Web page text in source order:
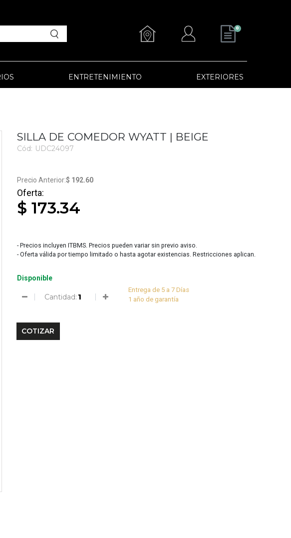
0
ENTRETENIMIENTO EXTERIORES
SILLA DE COMEDOR WYATT | BEIGE
Cód: UDC24097
$ 192.60
$ 173.34
- Precios incluyen ITBMS. Precios pueden variar sin previo aviso.
- Oferta válida por tiempo limitado o hasta agotar existencias. Restricciones aplican.
Disponible
Cantidad:
Entrega de 5 a 7 Días
1 año de garantía